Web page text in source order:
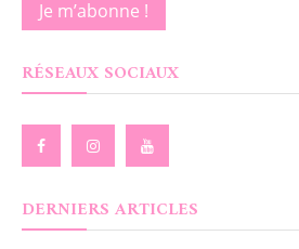
RÉSEAUX SOCIAUX
DERNIERS ARTICLES